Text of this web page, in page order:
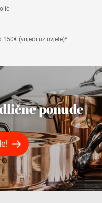
150€ (vrijedi uz uvjete)*
ponude